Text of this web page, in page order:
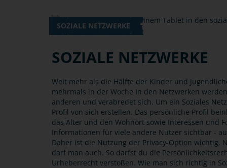
SOZIALE NETZWERKE
SOZIALE NETZWERKE
Weit mehr als die Hälfte der Kinder und
mehrmals in der Woche In den Netzwerken
anderen und verabredet sich. Um ein Soziales
Profil von sich erstellen. Das persönliche Profil
das Alter und den Wohnort sowie Interessen und
Informationen für viele andere Nutzer sichtbar -
Daher ist die Nutzung der Privacy-Option wichtig.
darf man auch. So darfst du die
Urheberrecht verstoßen. Wie man sich richtig in